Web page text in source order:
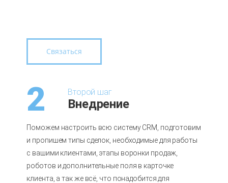
Связаться
2 Второй шаг
Внедрение
Поможем настроить всю систему CRM, подготовим
и пропишем типы сделок, необходимые для работы
с вашими клиентами, этапы воронки продаж,
роботов и дополнительные поля в карточке
клиента, а так же всё, что понадобится для